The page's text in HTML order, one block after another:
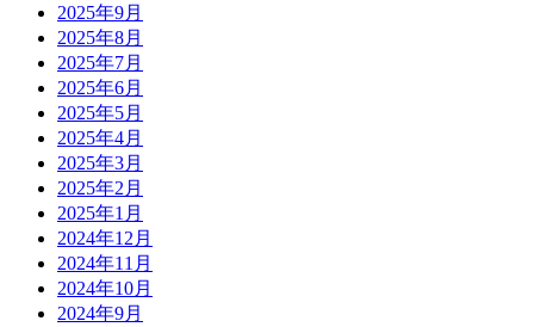
2025年9月
2025年8月
2025年7月
2025年6月
2025年5月
2025年4月
2025年3月
2025年2月
2025年1月
2024年12月
2024年11月
2024年10月
2024年9月